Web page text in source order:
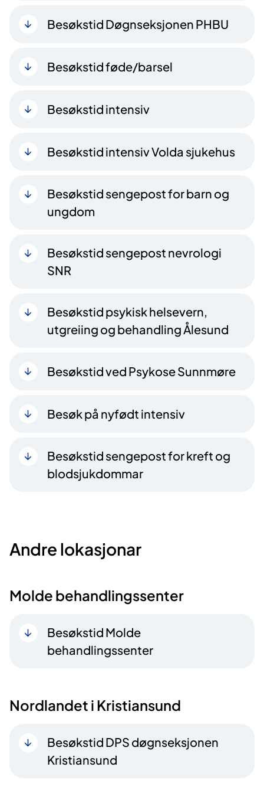
Besøkstid Døgnseksjonen PHBU
Besøkstid føde/barsel
Besøkstid intensiv
Besøkstid intensiv Volda sjukehus
Besøkstid sengepost for barn og
ungdom
Besøkstid sengepost nevrologi
SNR
Besøkstid psykisk helsevern,
utgreiing og behandling Ålesund
Besøkstid ved Psykose Sunnmøre
Besøk på nyfødt intensiv
Besøkstid sengepost for kreft og
blodsjukdommar
Andre lokasjonar
Molde behandlingssenter
Besøkstid Molde
behandlingssenter
Nordlandet i Kristiansund
Besøkstid DPS døgnseksjonen
Kristiansund